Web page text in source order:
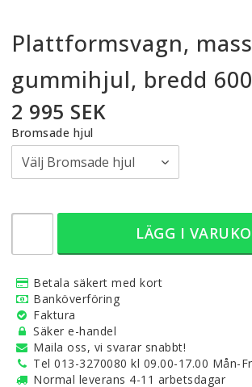
Plattformsvagn,
gummihjul, bredd
2 995 SEK
Bromsade hjul
LÄGG I
Betala säkert med kort
Banköverföring
Faktura
Säker e-handel
Maila oss, vi svarar snabbt!
Tel 013-3270080 kl 09.00-17.00 Mån-
Normal leverans 4-11 arbetsdagar